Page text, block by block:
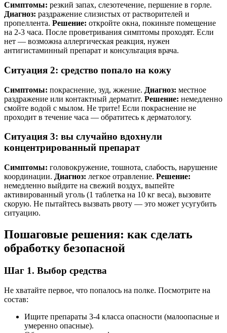
Симптомы: резкий запах, слезотечение, першение в горле.
Диагноз: раздражение слизистых от растворителей и
пропеллента. Решение: откройте окна, покиньте помещение
на 2-3 часа. После проветривания симптомы проходят. Если
нет — возможна аллергическая реакция, нужен
антигистаминный препарат и консультация врача.
Ситуация 2: средство попало на кожу
Симптомы: покраснение, зуд, жжение. Диагноз: местное
раздражение или контактный дерматит. Решение: немедленно
смойте водой с мылом. Не трите! Если покраснение не
проходит в течение часа — обратитесь к дерматологу.
Ситуация 3: вы случайно вдохнули
концентрированный препарат
Симптомы: головокружение, тошнота, слабость, нарушение
координации. Диагноз: легкое отравление. Решение:
немедленно выйдите на свежий воздух, выпейте
активированный уголь (1 таблетка на 10 кг веса), вызовите
скорую. Не пытайтесь вызвать рвоту — это может усугубить
ситуацию.
Пошаговые решения: как сделать
обработку безопасной
Шаг 1. Выбор средства
Не хватайте первое, что попалось на полке. Посмотрите на
состав:
Ищите препараты 3-4 класса опасности (малоопасные и
умеренно опасные).